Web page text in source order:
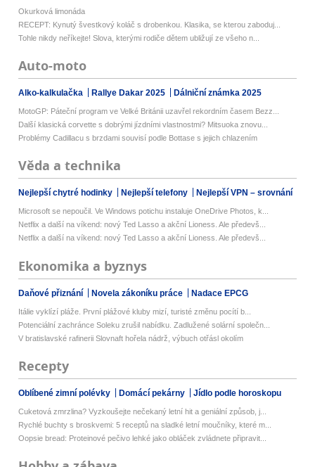
Okurková limonáda
RECEPT: Kynutý švestkový koláč s drobenkou. Klasika, se kterou zaboduj...
Tohle nikdy neříkejte! Slova, kterými rodiče dětem ubližují ze všeho n...
Auto-moto
Alko-kalkulačka Rallye Dakar 2025 Dálniční známka 2025
MotoGP: Páteční program ve Velké Británii uzavřel rekordním časem Bezz...
Další klasická corvette s dobrými jízdními vlastnostmi? Mitsuoka znovu...
Problémy Cadillacu s brzdami souvisí podle Bottase s jejich chlazením
Věda a technika
Nejlepší chytré hodinky Nejlepší telefony Nejlepší VPN – srovnání
Microsoft se nepoučil. Ve Windows potichu instaluje OneDrive Photos, k...
Netflix a další na víkend: nový Ted Lasso a akční Lioness. Ale předevš...
Netflix a další na víkend: nový Ted Lasso a akční Lioness. Ale předevš...
Ekonomika a byznys
Daňové přiznání Novela zákoníku práce Nadace EPCG
Itálie vyklízí pláže. První plážové kluby mizí, turisté změnu pocítí b...
Potenciální zachránce Soleku zrušil nabídku. Zadlužené solární společn...
V bratislavské rafinerii Slovnaft hořela nádrž, výbuch otřásl okolím
Recepty
Oblíbené zimní polévky Domácí pekárny Jídlo podle horoskopu
Cuketová zmrzlina? Vyzkoušejte nečekaný letní hit a geniální způsob, j...
Rychlé buchty s broskvemi: 5 receptů na sladké letní moučníky, které m...
Oopsie bread: Proteinové pečivo lehké jako obláček zvládnete připravit...